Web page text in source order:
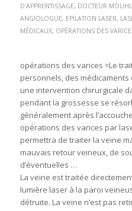
D'APPRENTISSAGE, DOCTEUR
ANGIOLOGUE, EPILATION LASER,
MÉDICAUX, OPÉRATIONS DES
opérations des varices =Le
personnels, des
une intervention chirurgicale
pendant la grossesse se
généralement après
opérations des varices par
permettra de traiter la veine
mauvais retour veineux, de
d’éventuelles …
La veine est traitée
lumière laser à la paroi
détruite. La veine n’est pas